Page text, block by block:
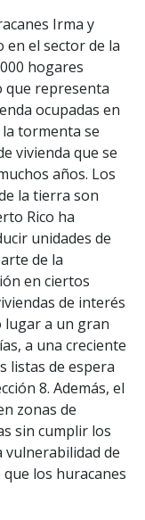
Irma y
el sector de la
hogares
que representa
ocupadas en
tormenta se
vivienda que se
años. Los
la tierra son
Rico ha
unidades de
de la
en ciertos
de interés
lugar a un gran
a una creciente
listas de espera
8. Además, el
zonas de
sin cumplir los
vulnerabilidad de
los huracanes